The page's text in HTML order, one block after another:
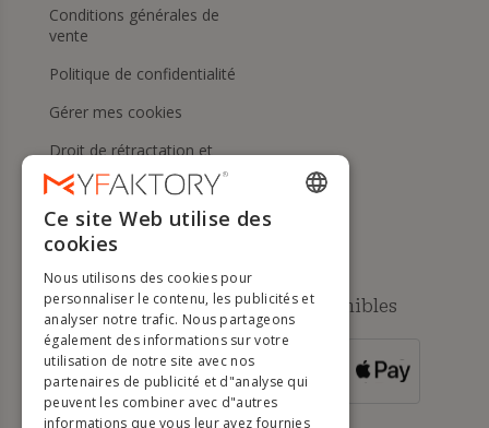
Conditions générales de
vente
Politique de confidentialité
Gérer mes cookies
Droit de rétractation et
retours
Aide
Méthodes de paiement disponibles
POUR LES
COMMANDES
SUPÉRIEURES À
ENGLISH
DUTCH
GERMAN
PORTUGUESE
Ce site Web utilise des
cookies
Nous utilisons des cookies pour
personnaliser le contenu, les publicités et
analyser notre trafic. Nous partageons
également des informations sur votre
utilisation de notre site avec nos
partenaires de publicité et d"analyse qui
peuvent les combiner avec d"autres
informations que vous leur avez fournies